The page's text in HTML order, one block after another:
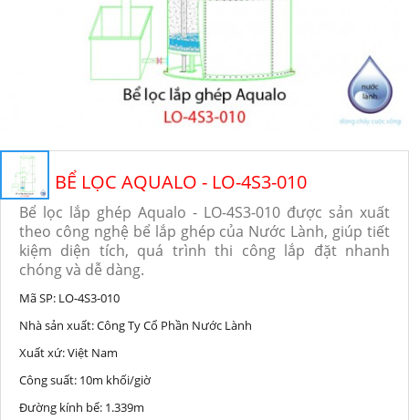
BỂ LỌC AQUALO - LO-4S3-010
Bể lọc lắp ghép Aqualo - LO-4S3-010 được sản xuất
theo công nghệ bể lắp ghép của Nước Lành, giúp tiết
kiệm diện tích, quá trình thi công lắp đặt nhanh
chóng và dễ dàng.
Mã SP: LO-4S3-010
Nhà sản xuất:Công Ty Cổ Phần Nước Lành
Xuất xứ:Việt Nam
Công suất: 10m khối/giờ
Đường kính bể: 1.339m